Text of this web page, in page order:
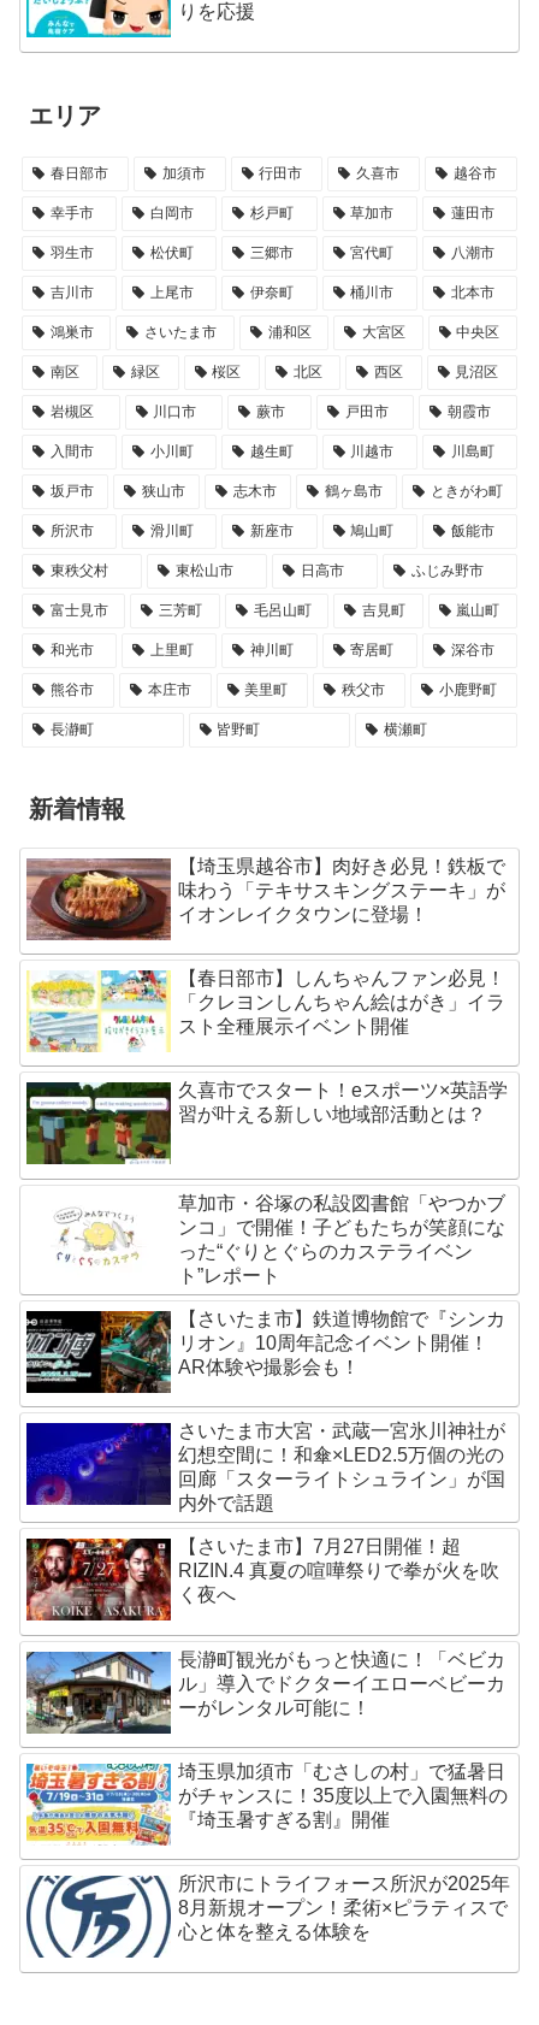
りを応援
エリア
春日部市 加須市 行田市 久喜市 越谷市
幸手市 白岡市 杉戸町 草加市 蓮田市
羽生市 松伏町 三郷市 宮代町 八潮市
吉川市 上尾市 伊奈町 桶川市 北本市
鴻巣市 さいたま市 浦和区 大宮区 中央区
南区 緑区 桜区 北区 西区 見沼区
岩槻区 川口市 蕨市 戸田市 朝霞市
入間市 小川町 越生町 川越市 川島町
坂戸市 狭山市 志木市 鶴ヶ島市 ときがわ町
所沢市 滑川町 新座市 鳩山町 飯能市
東秩父村 東松山市 日高市 ふじみ野市
富士見市 三芳町 毛呂山町 吉見町 嵐山町
和光市 上里町 神川町 寄居町 深谷市
熊谷市 本庄市 美里町 秩父市 小鹿野町
長瀞町 皆野町 横瀬町
新着情報
【埼玉県越谷市】肉好き必見！鉄板で
味わう「テキサスキングステーキ」が
イオンレイクタウンに登場！
【春日部市】しんちゃんファン必見！
「クレヨンしんちゃん絵はがき」イラ
スト全種展示イベント開催
久喜市でスタート！eスポーツ×英語学
習が叶える新しい地域部活動とは？
草加市・谷塚の私設図書館「やつかブ
ンコ」で開催！子どもたちが笑顔にな
った“ぐりとぐらのカステライベン
ト”レポート
【さいたま市】鉄道博物館で『シンカ
リオン』10周年記念イベント開催！
AR体験や撮影会も！
さいたま市大宮・武蔵一宮氷川神社が
幻想空間に！和傘×LED2.5万個の光の
回廊「スターライトシュライン」が国
内外で話題
【さいたま市】7月27日開催！超
RIZIN.4 真夏の喧嘩祭りで拳が火を吹
く夜へ
長瀞町観光がもっと快適に！「ベビカ
ル」導入でドクターイエローベビーカ
ーがレンタル可能に！
埼玉県加須市「むさしの村」で猛暑日
がチャンスに！35度以上で入園無料の
『埼玉暑すぎる割』開催
所沢市にトライフォース所沢が2025年
8月新規オープン！柔術×ピラティスで
心と体を整える体験を